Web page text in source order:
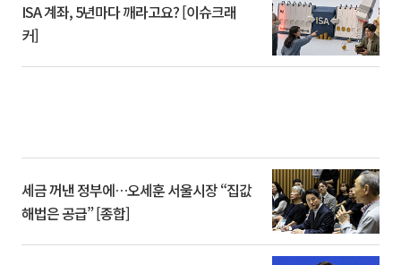
ISA 계좌, 5년마다 깨라고요? [이슈크래
커]
세금 꺼낸 정부에…오세훈 서울시장 “집값
해법은 공급” [종합]